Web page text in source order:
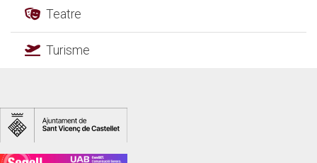
Teatre
Turisme